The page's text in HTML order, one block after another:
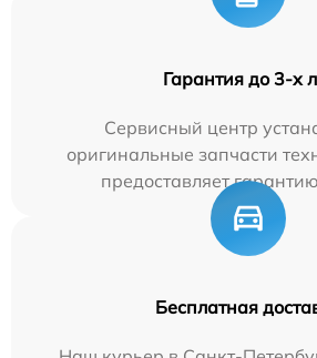
Гарантия до 3-х
Сервисный центр
оригинальные запчасти
предоставляет
Бесплатная